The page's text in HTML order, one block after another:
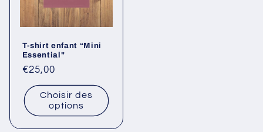
T-shirt enfant “Mini
Essential"
Prix
habituel
€25,00
Choisir des
options